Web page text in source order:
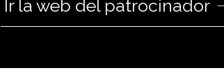
Ir la web del patrocinador